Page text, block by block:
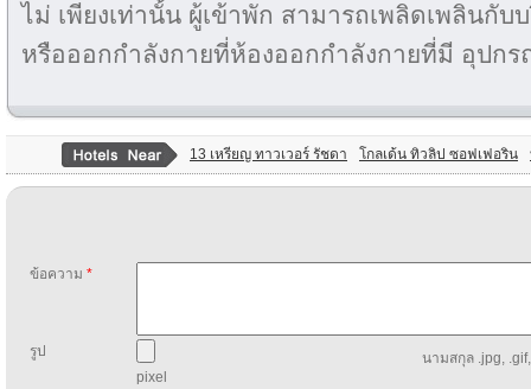
ไม่ เพียงเท่านั้น ผู้เข้าพัก สามารถเพลิดเพลินกั
หรือออกกำลังกายที่ห้องออกกำลังกายที่มี อุปก
13 เหรียญ ทาวเวอร์ รัชดา โกลเด้น ทิวลิป ซอฟเฟอริน
ข้อความ *
รูป
นามสกุล .jpg,
pixel